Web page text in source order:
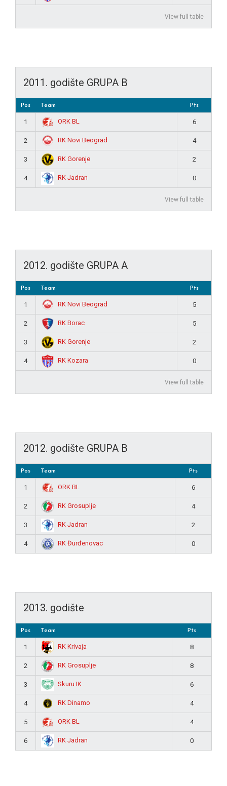
View full table
2011. godište GRUPA B
Pos Team Pts
1 ORK BL 6
2 RK Novi Beograd 4
3 RK Gorenje 2
4 RK Jadran 0
View full table
2012. godište GRUPA A
Pos Team Pts
1 RK Novi Beograd 5
2 RK Borac 5
3 RK Gorenje 2
4 RK Kozara 0
View full table
2012. godište GRUPA B
Pos Team Pts
1 ORK BL 6
2 RK Grosuplje 4
3 RK Jadran 2
4 RK Đurđenovac 0
2013. godište
Pos Team Pts
1 RK Krivaja 8
2 RK Grosuplje 8
3 Skuru IK 6
4 RK Dinamo 4
5 ORK BL 4
6 RK Jadran 0